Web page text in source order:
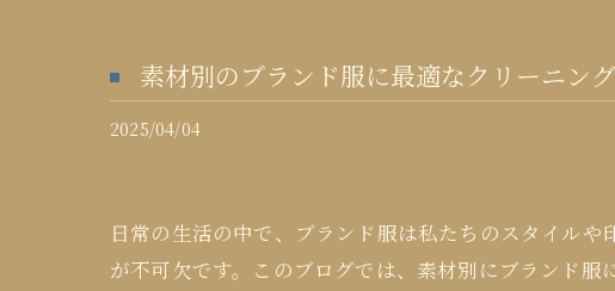
素材別のブランド服に最適なクリーニン
2025/04/04
日常の生活の中で、ブランド服は私たちのスタイル
が不可欠です。このブログでは、素材別にブランド